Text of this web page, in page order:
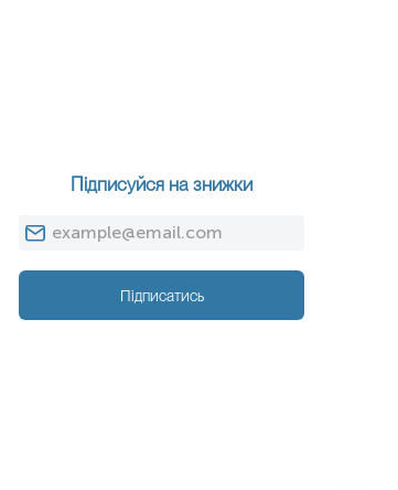
Підписуйся на знижки
Підписатись